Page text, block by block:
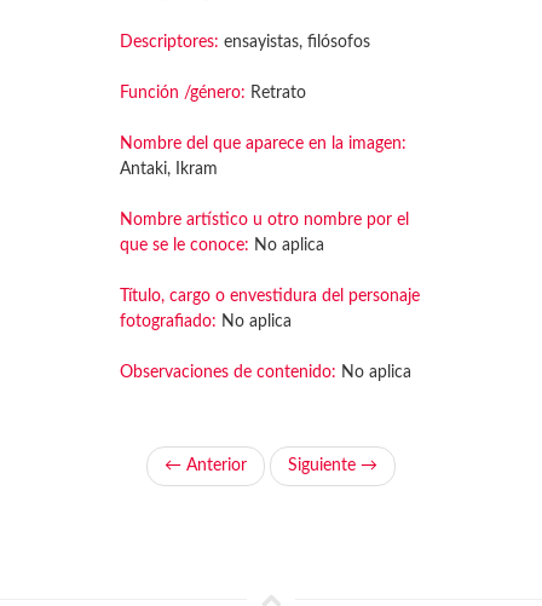
Descriptores: ensayistas, filósofos
Función /género: Retrato
Nombre del que aparece en la imagen:
Antaki, Ikram
Nombre artístico u otro nombre por el
que se le conoce: No aplica
Título, cargo o envestidura del personaje
fotografiado: No aplica
Observaciones de contenido: No aplica
← Anterior Siguiente →